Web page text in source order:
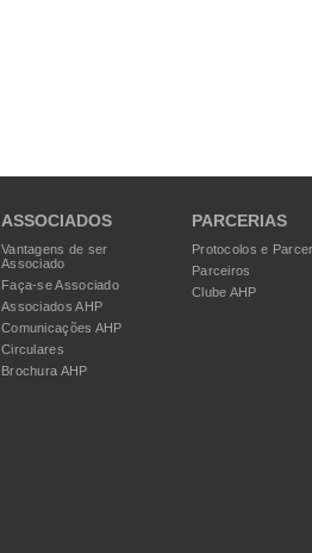
ASSOCIADOS
Vantagens de ser
Associado
Faça-se Associado
Associados AHP
Comunicações AHP
Circulares
Brochura AHP
PARCERIAS
Protocolos e
Parceiros
Clube AHP